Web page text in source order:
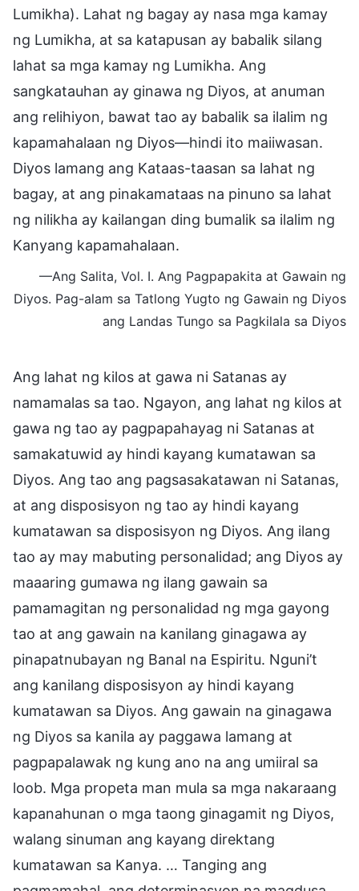
Lumikha). Lahat ng bagay ay nasa mga kamay
ng Lumikha, at sa katapusan ay babalik silang
lahat sa mga kamay ng Lumikha. Ang
sangkatauhan ay ginawa ng Diyos, at anuman
ang relihiyon, bawat tao ay babalik sa ilalim ng
kapamahalaan ng Diyos—hindi ito maiiwasan.
Diyos lamang ang Kataas-taasan sa lahat ng
bagay, at ang pinakamataas na pinuno sa lahat
ng nilikha ay kailangan ding bumalik sa ilalim ng
Kanyang kapamahalaan.
—Ang Salita, Vol. I. Ang Pagpapakita at Gawain ng
Diyos. Pag-alam sa Tatlong Yugto ng Gawain ng Diyos
ang Landas Tungo sa Pagkilala sa Diyos
Ang lahat ng kilos at gawa ni Satanas ay
namamalas sa tao. Ngayon, ang lahat ng kilos at
gawa ng tao ay pagpapahayag ni Satanas at
samakatuwid ay hindi kayang kumatawan sa
Diyos. Ang tao ang pagsasakatawan ni Satanas,
at ang disposisyon ng tao ay hindi kayang
kumatawan sa disposisyon ng Diyos. Ang ilang
tao ay may mabuting personalidad; ang Diyos ay
maaaring gumawa ng ilang gawain sa
pamamagitan ng personalidad ng mga gayong
tao at ang gawain na kanilang ginagawa ay
pinapatnubayan ng Banal na Espiritu. Nguni’t
ang kanilang disposisyon ay hindi kayang
kumatawan sa Diyos. Ang gawain na ginagawa
ng Diyos sa kanila ay paggawa lamang at
pagpapalawak ng kung ano na ang umiiral sa
loob. Mga propeta man mula sa mga nakaraang
kapanahunan o mga taong ginagamit ng Diyos,
walang sinuman ang kayang direktang
kumatawan sa Kanya. … Tanging ang